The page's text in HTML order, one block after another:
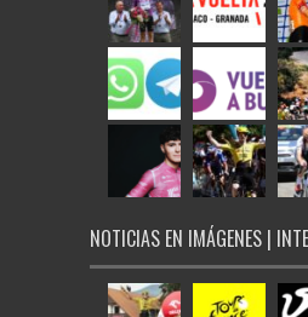
NOTICIAS EN IMÁGENES |